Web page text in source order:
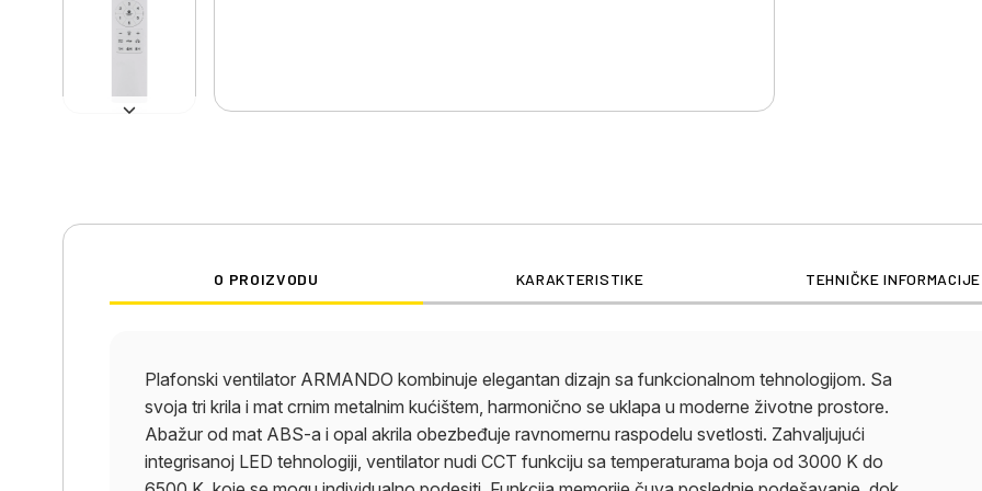
O PROIZVODU KARAKTERISTIKE TEHNIČKE INFORMACIJE
Plafonski ventilator ARMANDO kombinuje elegantan dizajn sa funkcionalnom tehnologijom. Sa
svoja tri krila i mat crnim metalnim kućištem, harmonično se uklapa u moderne životne prostore.
Abažur od mat ABS-a i opal akrila obezbeđuje ravnomernu raspodelu svetlosti. Zahvaljujući
integrisanoj LED tehnologiji, ventilator nudi CCT funkciju sa temperaturama boja od 3000 K do